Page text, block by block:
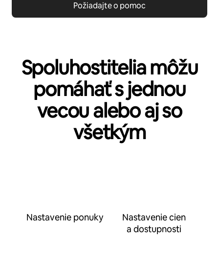
Požiadajte o pomoc
Spoluhostitelia môžu
pomáhať s jednou
vecou alebo aj so
všetkým
Nastavenie ponuky
Nastavenie cien
a dostupnosti